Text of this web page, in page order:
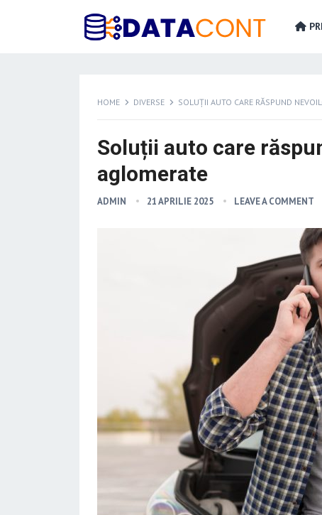
HOME DIVERSE SOLUȚII AUTO CARE RĂSPUND
Soluții auto care
aglomerate
ADMIN 21 APRILIE 2025 LEAVE A COMMENT